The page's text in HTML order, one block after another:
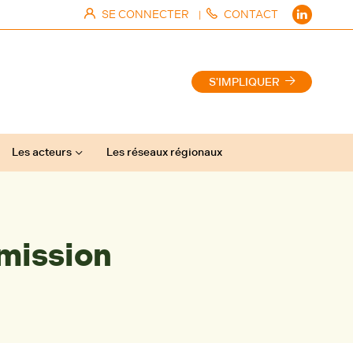
SE CONNECTER | CONTACT
S'IMPLIQUER
Les acteurs Les réseaux régionaux